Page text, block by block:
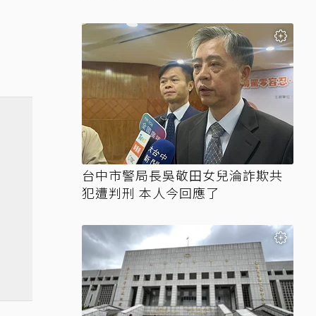
台中市警局長吳敬田女兒淪詐欺共
犯遭判刑 本人今回應了